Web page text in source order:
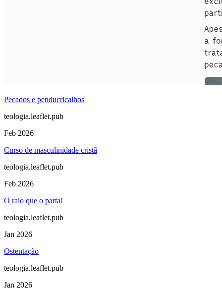
Pecados e penducricalhos
teologia.leaflet.pub
Feb 2026
Curso de masculinidade cristã
teologia.leaflet.pub
Feb 2026
O raio que o parta!
teologia.leaflet.pub
Jan 2026
Ostentação
teologia.leaflet.pub
Jan 2026